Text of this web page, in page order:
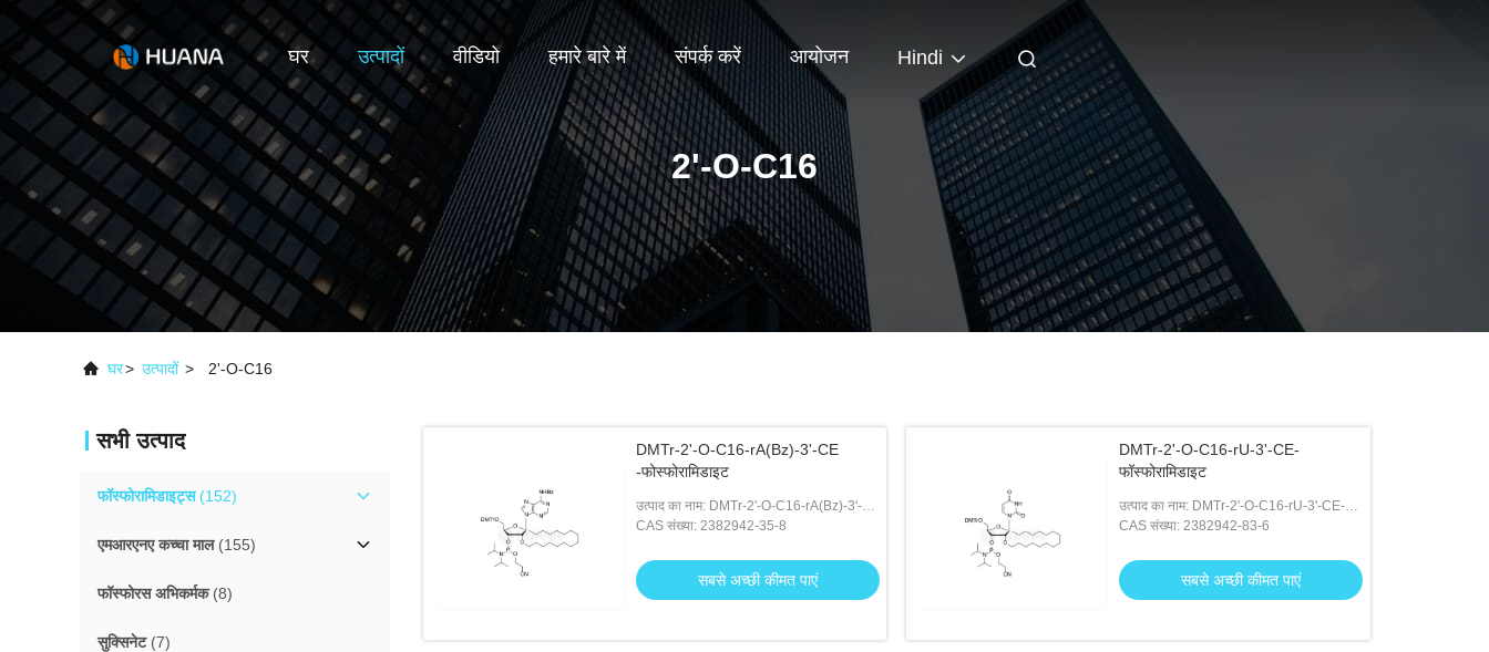
घर उत्पादों वीडियो हमारे बारे में संपर्क करें आयोजन Hindi
2'-O-C16
घर> उत्पादों > 2'-O-C16
सभी उत्पाद
फॉस्फोरामिडाइट्स(152)
एमआरएनए कच्चा माल(155)
फॉस्फोरस अभिकर्मक(8)
सुक्सिनेट(7)
DMTr-2'-O-C16-rA(Bz)-3'-CE
-फोस्फोरामिडाइट
उत्पाद का नाम: DMTr-2'-O-C16-rA(Bz)-3'-
CE -फोस्फोरामिडाइट
CAS संख्या: 2382942-35-8
सबसे अच्छी कीमत पाएं
DMTr-2'-O-C16-rU-3'-CE-
फॉस्फोरामिडाइट
उत्पाद का नाम: DMTr-2'-O-C16-rU-3'-CE-
फॉस्फोरैमिडाइट
CAS संख्या: 2382942-83-6
सबसे अच्छी कीमत पाएं